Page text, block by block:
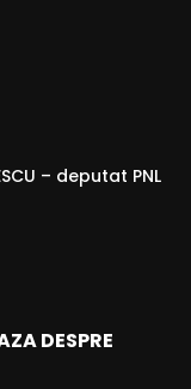
– deputat PNL
DESPRE